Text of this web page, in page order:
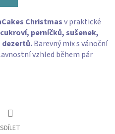
Christmasv praktické
perníčků, sušenek,
dezertů.Barevný mix s vánoční
vzhled během pár
SDÍLET